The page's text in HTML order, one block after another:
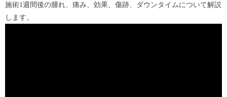
施術1週間後の腫れ、痛み、効果、傷跡、ダウンタイムについて解説
します。